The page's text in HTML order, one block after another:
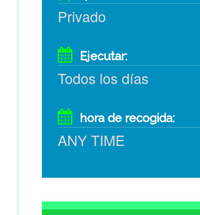
Privado
Ejecutar:
Todos los días
hora de recogida:
ANY TIME